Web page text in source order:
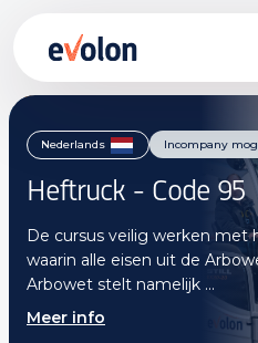
to
content
Nederlands Incompany
Heftruck - Code 95
De cursus veilig werken met
waarin alle eisen uit de
Arbowet stelt namelijk ...
Meer info